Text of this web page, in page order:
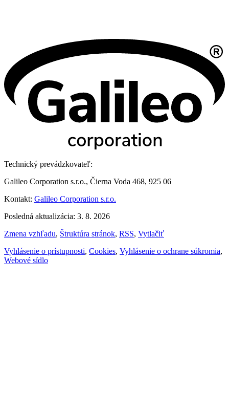
Technický prevádzkovateľ:
Galileo Corporation s.r.o., Čierna Voda 468, 925 06
Kontakt: Galileo Corporation s.r.o.
Posledná aktualizácia: 3. 8. 2026
Zmena vzhľadu, Štruktúra stránok, RSS, Vytlačiť
Vyhlásenie o prístupnosti, Cookies, Vyhlásenie o ochrane súkromia,
Webové sídlo